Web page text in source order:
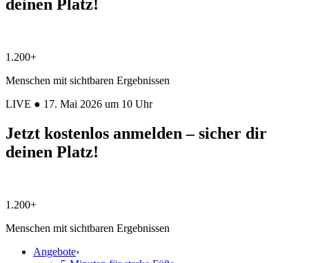
deinen Platz!
1.200+
Menschen mit sichtbaren Ergebnissen
LIVE ● 17. Mai 2026 um 10 Uhr
Jetzt kostenlos anmelden – sicher dir
deinen Platz!
1.200+
Menschen mit sichtbaren Ergebnissen
Angebote›